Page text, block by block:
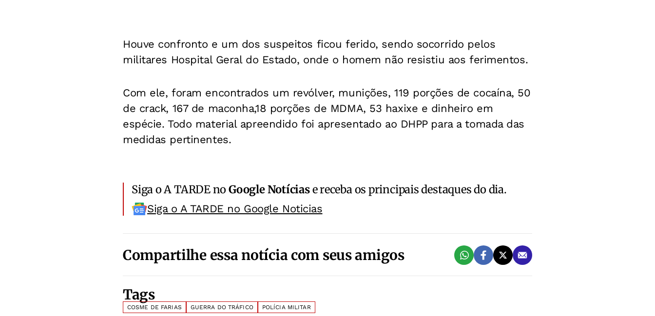
Houve confronto e um dos suspeitos ficou ferido, sendo socorrido pelos
militares Hospital Geral do Estado, onde o homem não resistiu aos ferimentos.
Com ele, foram encontrados um revólver, munições, 119 porções de cocaína, 50
de crack, 167 de maconha,18 porções de MDMA, 53 haxixe e dinheiro em
espécie. Todo material apreendido foi apresentado ao DHPP para a tomada das
medidas pertinentes.
Siga o A TARDE noGoogle Notíciase receba os principais destaques do dia.
Siga o A TARDE no Google Noticias
Compartilhe essa notícia com seus amigos
Tags
COSME DE FARIAS GUERRA DO TRÁFICO POLÍCIA MILITAR